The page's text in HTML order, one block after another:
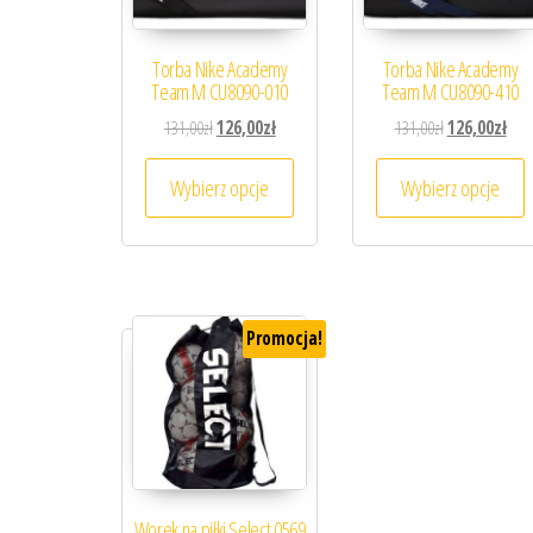
Torba Nike Academy
Team M CU8090-010
131,00złPierwotna cena wynosiła: 131,00zł.
126,00złAktualna cena wynosi: 126,00zł.
Wybierz opcje
Ten produkt ma wiele wariantów.
Torba Nike Academy
Team M CU8090-410
131,00złPierwotna
126,00zł
Wybierz opcje
Promocja!